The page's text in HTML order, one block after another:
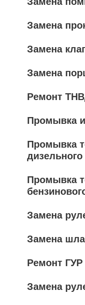
Замена
Замена
Замена
Ремонт
Промывка
Промывка
дизельного
Промывка
Замена
Замена
Ремонт ГУР
Замена